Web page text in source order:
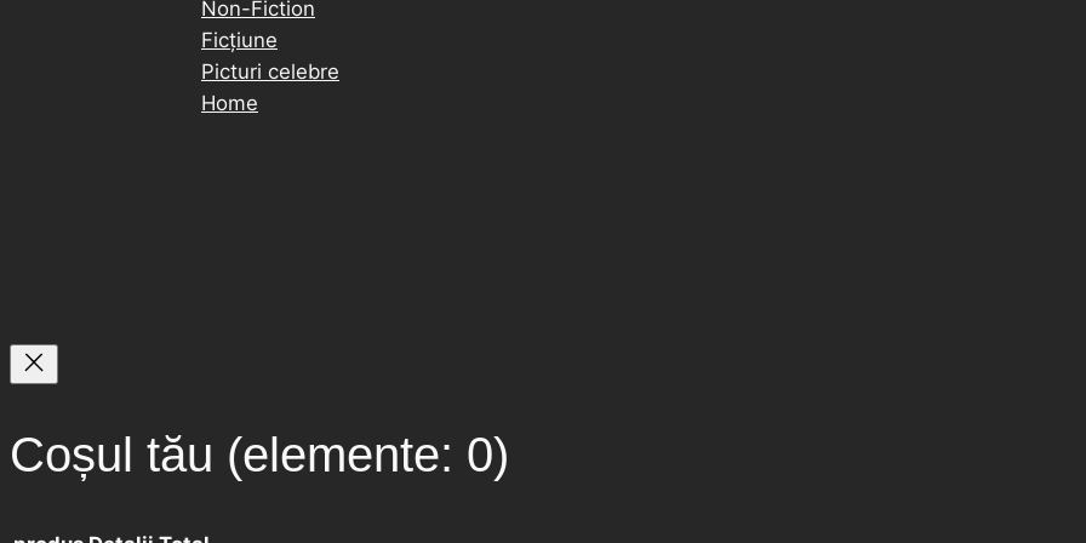
Non-Fiction
Ficțiune
Picturi celebre
Home
Coșul tău (elemente: 0)